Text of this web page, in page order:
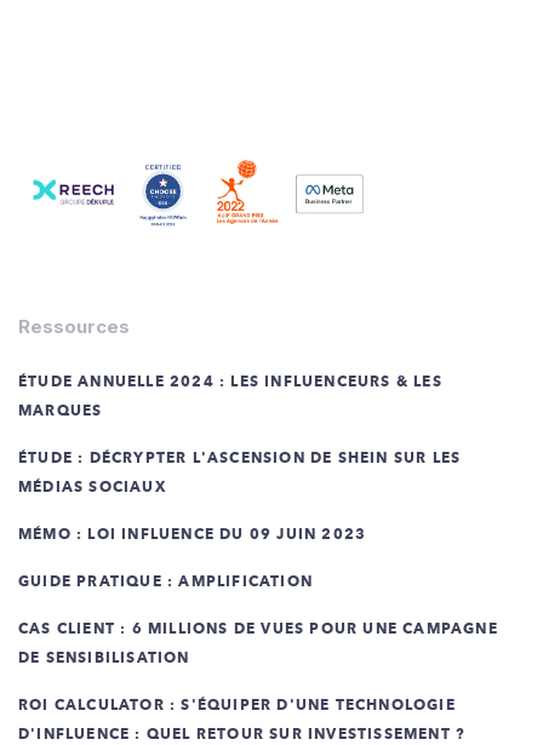
Ressources
ÉTUDE ANNUELLE 2024 : LES INFLUENCEURS & LES
MARQUES
ÉTUDE : DÉCRYPTER L'ASCENSION DE SHEIN SUR LES
MÉDIAS SOCIAUX
MÉMO : LOI INFLUENCE DU 09 JUIN 2023
GUIDE PRATIQUE : AMPLIFICATION
CAS CLIENT : 6 MILLIONS DE VUES POUR UNE CAMPAGNE
DE SENSIBILISATION
ROI CALCULATOR : S'ÉQUIPER D'UNE TECHNOLOGIE
D'INFLUENCE : QUEL RETOUR SUR INVESTISSEMENT ?